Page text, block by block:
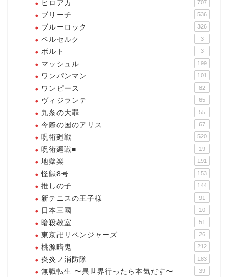
ヒロアカ 707
ブリーチ 536
ブルーロック 326
ベルセルク 3
ボルト 3
マッシュル 199
ワンパンマン 101
ワンピース 82
ヴィジランテ 65
九条の大罪 55
今際の国のアリス 67
呪術廻戦 520
呪術廻戦≡ 19
地獄楽 191
怪獣8号 153
推しの子 144
新テニスの王子様 91
日本三國 10
暗殺教室 51
東京卍リベンジャーズ 26
桃源暗鬼 212
炎炎ノ消防隊 183
無職転生 〜異世界行ったら本気だす〜 39